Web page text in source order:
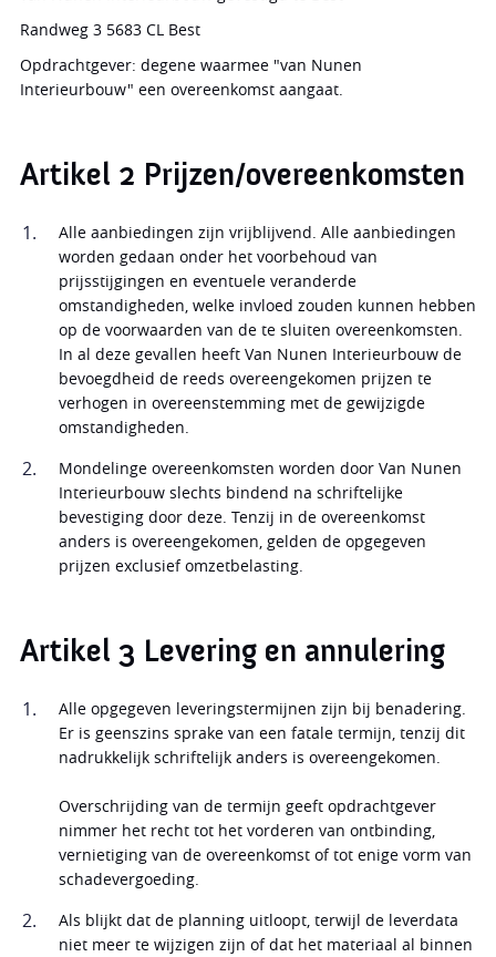
Randweg 3 5683 CL Best
Opdrachtgever: degene waarmee "van Nunen
Interieurbouw" een overeenkomst aangaat.
Artikel 2 Prijzen/overeenkomsten
Alle aanbiedingen zijn vrijblijvend. Alle aanbiedingen
worden gedaan onder het voorbehoud van
prijsstijgingen en eventuele veranderde
omstandigheden, welke invloed zouden kunnen hebben
op de voorwaarden van de te sluiten overeenkomsten.
In al deze gevallen heeft Van Nunen Interieurbouw de
bevoegdheid de reeds overeengekomen prijzen te
verhogen in overeenstemming met de gewijzigde
omstandigheden.
Mondelinge overeenkomsten worden door Van Nunen
Interieurbouw slechts bindend na schriftelijke
bevestiging door deze. Tenzij in de overeenkomst
anders is overeengekomen, gelden de opgegeven
prijzen exclusief omzetbelasting.
Artikel 3 Levering en annulering
Alle opgegeven leveringstermijnen zijn bij benadering.
Er is geenszins sprake van een fatale termijn, tenzij dit
nadrukkelijk schriftelijk anders is overeengekomen.
Overschrijding van de termijn geeft opdrachtgever
nimmer het recht tot het vorderen van ontbinding,
vernietiging van de overeenkomst of tot enige vorm van
schadevergoeding.
Als blijkt dat de planning uitloopt, terwijl de leverdata
niet meer te wijzigen zijn of dat het materiaal al binnen